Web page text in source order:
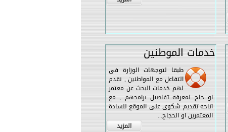
خدمات الموطنين
طبقا لتوجهات الوزارة فى
التفاعل مع المواطنين , نقدم
لهم خدمات البحث عن معتمر
او حاج لمعرفة تفاصيل برامجهم , مع
اتاحة تقديم شكوى على الموقع للسادة
المعتمرين او الحجاج...
المزيد